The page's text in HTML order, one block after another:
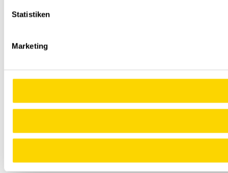
Statistiken
Marketing